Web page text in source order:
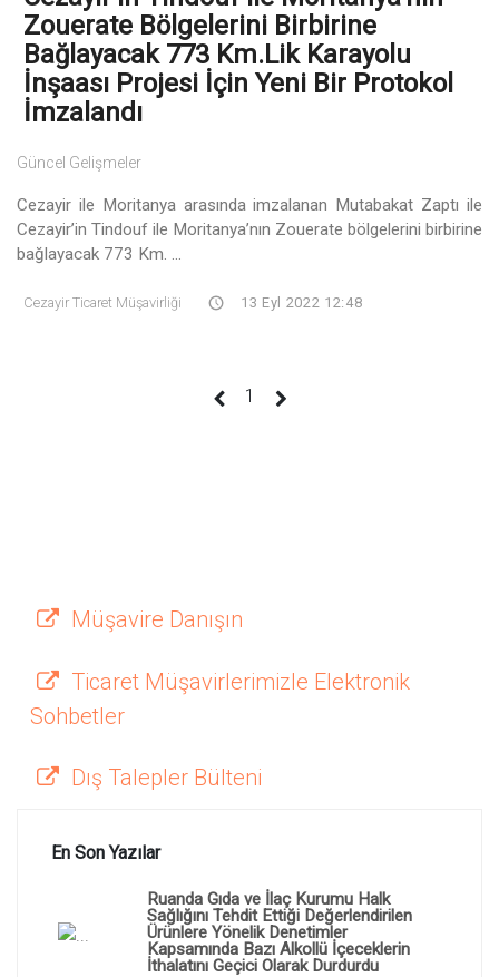
Zouerate Bölgelerini Birbirine
Bağlayacak 773 Km.lik Karayolu
İnşaası Projesi İçin Yeni Bir Protokol
İmzalandı
Güncel Gelişmeler
Cezayir ile Moritanya arasında imzalanan Mutabakat Zaptı ile
Cezayir’in Tindouf ile Moritanya’nın Zouerate bölgelerini birbirine
bağlayacak 773 Km. ...
Cezayir Ticaret Müşavirliği 13 Eyl 2022 12:48
1 (current)
Müşavire Danışın
Ticaret Müşavirlerimizle Elektronik
Sohbetler
Dış Talepler Bülteni
En Son Yazılar
Ruanda Gıda ve İlaç Kurumu Halk
Sağlığını Tehdit Ettiği Değerlendirilen
Ürünlere Yönelik Denetimler
Kapsamında Bazı Alkollü İçeceklerin
İthalatını Geçici Olarak Durdurdu